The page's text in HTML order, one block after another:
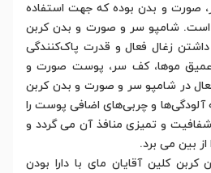
صورت و بدن بوده که جهت استفاده
است. شامپو سر و صورت و بدن کربن
زغال فعال و قدرت پاک‌کنندگی
موها، کف سر، پوست صورت و
در شامپو سر و صورت و بدن کربن
و چربی‌های اضافی پوست را
و تمیزی منافذ آن می ‌گردد و
بین می ‌برد.
کلین آقایان مای با دارا بودن